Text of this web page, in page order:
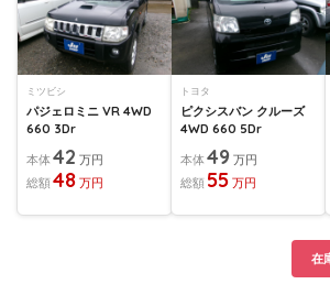
ミツビシ
パジェロミニ VR 4WD
660 3Dr
本体 42 万円
総額 48 万円
トヨタ
ピクシスバン クルーズ
4WD 660 5Dr
本体 49 万円
総額 55 万円
在